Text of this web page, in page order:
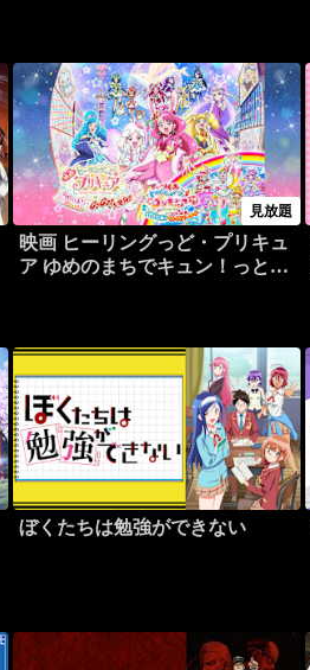
見放題
映画 ヒーリングっど・プリキュ
ア ゆめのまちでキュン！っと
ぼくたちは勉強ができない